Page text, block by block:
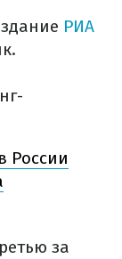
РИА
России
за